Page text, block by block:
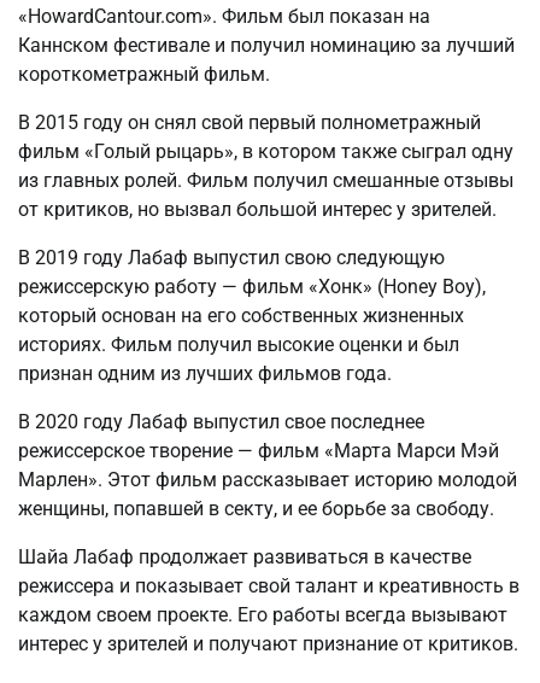
«HowardCantour.com». Фильм был показан на
Каннском фестивале и получил номинацию за лучший
короткометражный фильм.
В 2015 году он снял свой первый полнометражный
фильм «Голый рыцарь», в котором также сыграл одну
из главных ролей. Фильм получил смешанные отзывы
от критиков, но вызвал большой интерес у зрителей.
В 2019 году Лабаф выпустил свою следующую
режиссерскую работу — фильм «Хонк» (Honey Boy),
который основан на его собственных жизненных
историях. Фильм получил высокие оценки и был
признан одним из лучших фильмов года.
В 2020 году Лабаф выпустил свое последнее
режиссерское творение — фильм «Марта Марси Мэй
Марлен». Этот фильм рассказывает историю молодой
женщины, попавшей в секту, и ее борьбе за свободу.
Шайа Лабаф продолжает развиваться в качестве
режиссера и показывает свой талант и креативность в
каждом своем проекте. Его работы всегда вызывают
интерес у зрителей и получают признание от критиков.